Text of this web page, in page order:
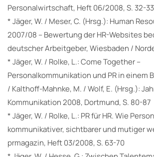
Personalwirtschaft, Heft 06/2008, S. 32-33
* Jäger, W. / Meser, C. (Hrsg.): Human
2007/08 – Bewertung der HR-Websites
deutscher Arbeitgeber, Wiesbaden /
* Jäger, W. / Rolke, L.: Come Together –
Personalkommunikation und PR in einem
/ Kalthoff-Mahnke, M. / Wolf, E. (Hrsg.):
Kommunikation 2008, Dortmund, S. 80-87
* Jäger, W. / Rolke, L.: PR für HR. Wie
kommunikativer, sichtbarer und mutiger
prmagazin, Heft 03/2008, S. 63-70